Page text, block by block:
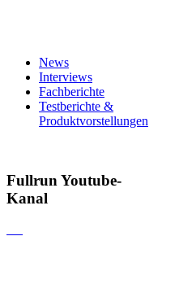
News
Interviews
Fachberichte
Testberichte &
Produktvorstellungen
Fullrun Youtube-
Kanal